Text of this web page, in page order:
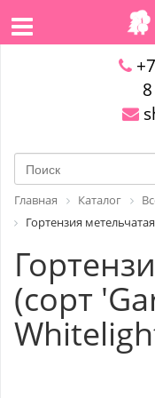
Главная Каталог
Гортензия
(сорт